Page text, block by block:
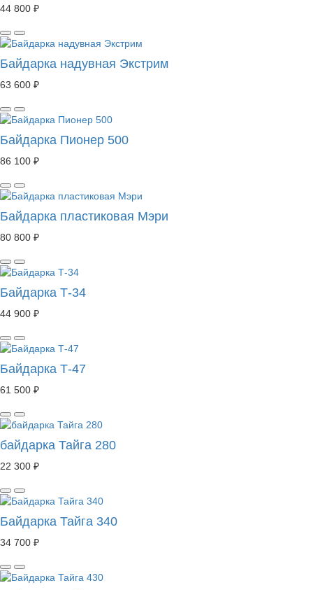
44 800 ₽
Байдарка надувная Экстрим
63 600 ₽
Байдарка Пионер 500
86 100 ₽
Байдарка пластиковая Мэри
80 800 ₽
Байдарка Т-34
44 900 ₽
Байдарка Т-47
61 500 ₽
байдарка Тайга 280
22 300 ₽
Байдарка Тайга 340
34 700 ₽